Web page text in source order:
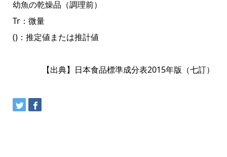
幼魚の乾燥品（調理前）
Tr：微量
()：推定値または推計値
【出典】日本食品標準成分表2015年版（七訂）